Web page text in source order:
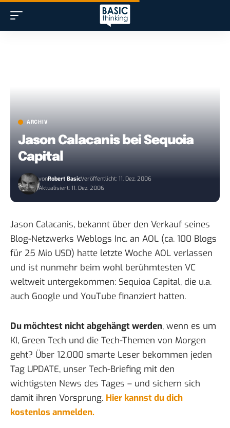
ARCHIV
Jason Calacanis bei Sequoia
Capital
vonRobert BasicVeröffentlicht: 11. Dez. 2006
Aktualisiert: 11. Dez. 2006
Jason Calacanis, bekannt über den Verkauf seines
Blog-Netzwerks Weblogs Inc. an AOL (ca. 100 Blogs
für 25 Mio USD) hatte letzte Woche AOL verlassen
und ist nunmehr beim wohl berühmtesten VC
weltweit untergekommen: Sequioa Capital, die u.a.
auch Google und YouTube finanziert hatten.
Du möchtest nicht abgehängt werden, wenn es um
KI, Green Tech und die Tech-Themen von Morgen
geht? Über 12.000 smarte Leser bekommen jeden
Tag UPDATE, unser Tech-Briefing mit den
wichtigsten News des Tages – und sichern sich
damit ihren Vorsprung. Hier kannst du dich
kostenlos anmelden.